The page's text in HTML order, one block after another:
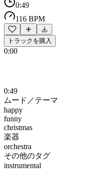
0:49
116 BPM
トラックを購入
0:00
0:49
ムード／テーマ
happy
funny
christmas
楽器
orchestra
その他のタグ
instrumental